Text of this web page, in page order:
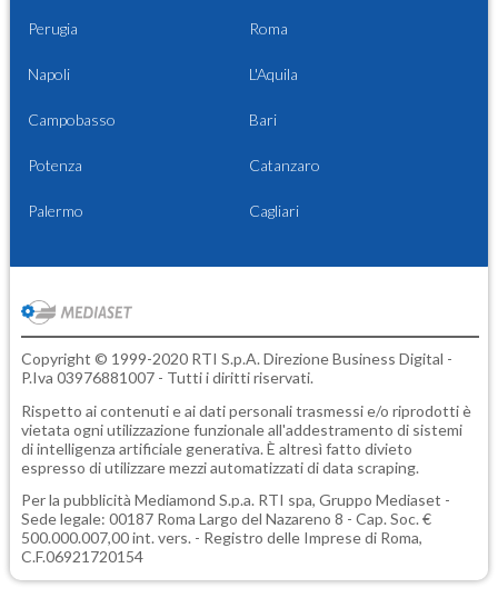
Perugia Roma
Napoli L'Aquila
Campobasso Bari
Potenza Catanzaro
Palermo Cagliari
Copyright © 1999-2020 RTI S.p.A. Direzione Business Digital -
P.Iva 03976881007 - Tutti i diritti riservati.
Rispetto ai contenuti e ai dati personali trasmessi e/o riprodotti è
vietata ogni utilizzazione funzionale all'addestramento di sistemi
di intelligenza artificiale generativa. È altresì fatto divieto
espresso di utilizzare mezzi automatizzati di data scraping.
Per la pubblicità Mediamond S.p.a. RTI spa, Gruppo Mediaset -
Sede legale: 00187 Roma Largo del Nazareno 8 - Cap. Soc. €
500.000.007,00 int. vers. - Registro delle Imprese di Roma,
C.F.06921720154